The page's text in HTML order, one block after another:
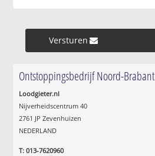
Versturen »
Ontstoppingsbedrijf Noord-Brabant
Loodgieter.nl
Nijverheidscentrum 40
2761 JP Zevenhuizen
NEDERLAND
T: 013-7620960